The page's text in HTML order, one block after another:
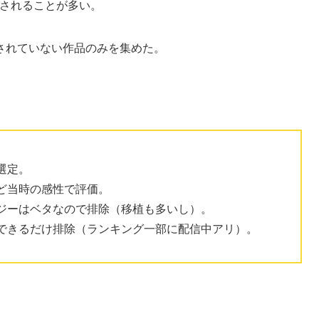
れることが多い。
ていない作品のみを集めた。
。
時の感性で評価。
はベタなので排除（移植も多いし）。
るだけ排除（ランキング一部に配信中アリ）。